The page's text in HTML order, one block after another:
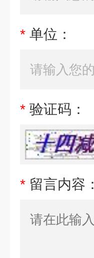
* 单位：
* 验证码：
* 留言内容：